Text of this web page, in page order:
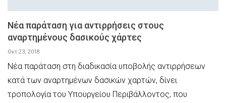
Νέα παράταση για αντιρρήσεις στους
αναρτημένους δασικούς χάρτες
Οκτ 23, 2018
Νέα παράταση στη διαδικασία υποβολής αντιρρήσεων
κατά των αναρτημένων δασικών χαρτών, δίνει
τροπολογία του Υπουργείου Περιβάλλοντος, που